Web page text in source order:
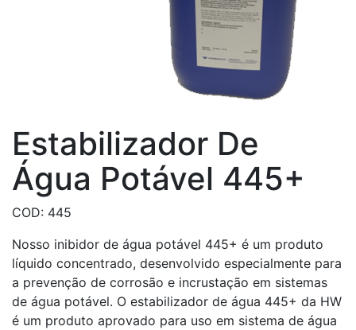
Estabilizador De
Água Potável 445+
COD: 445
Nosso inibidor de água potável 445+ é um produto
líquido concentrado, desenvolvido especialmente para
a prevenção de corrosão e incrustação em sistemas
de água potável. O estabilizador de água 445+ da HW
é um produto aprovado para uso em sistema de água